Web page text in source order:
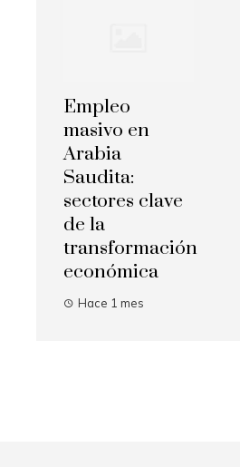
Empleo
masivo en
Arabia
Saudita:
sectores clave
de la
transformación
económica
Hace 1 mes